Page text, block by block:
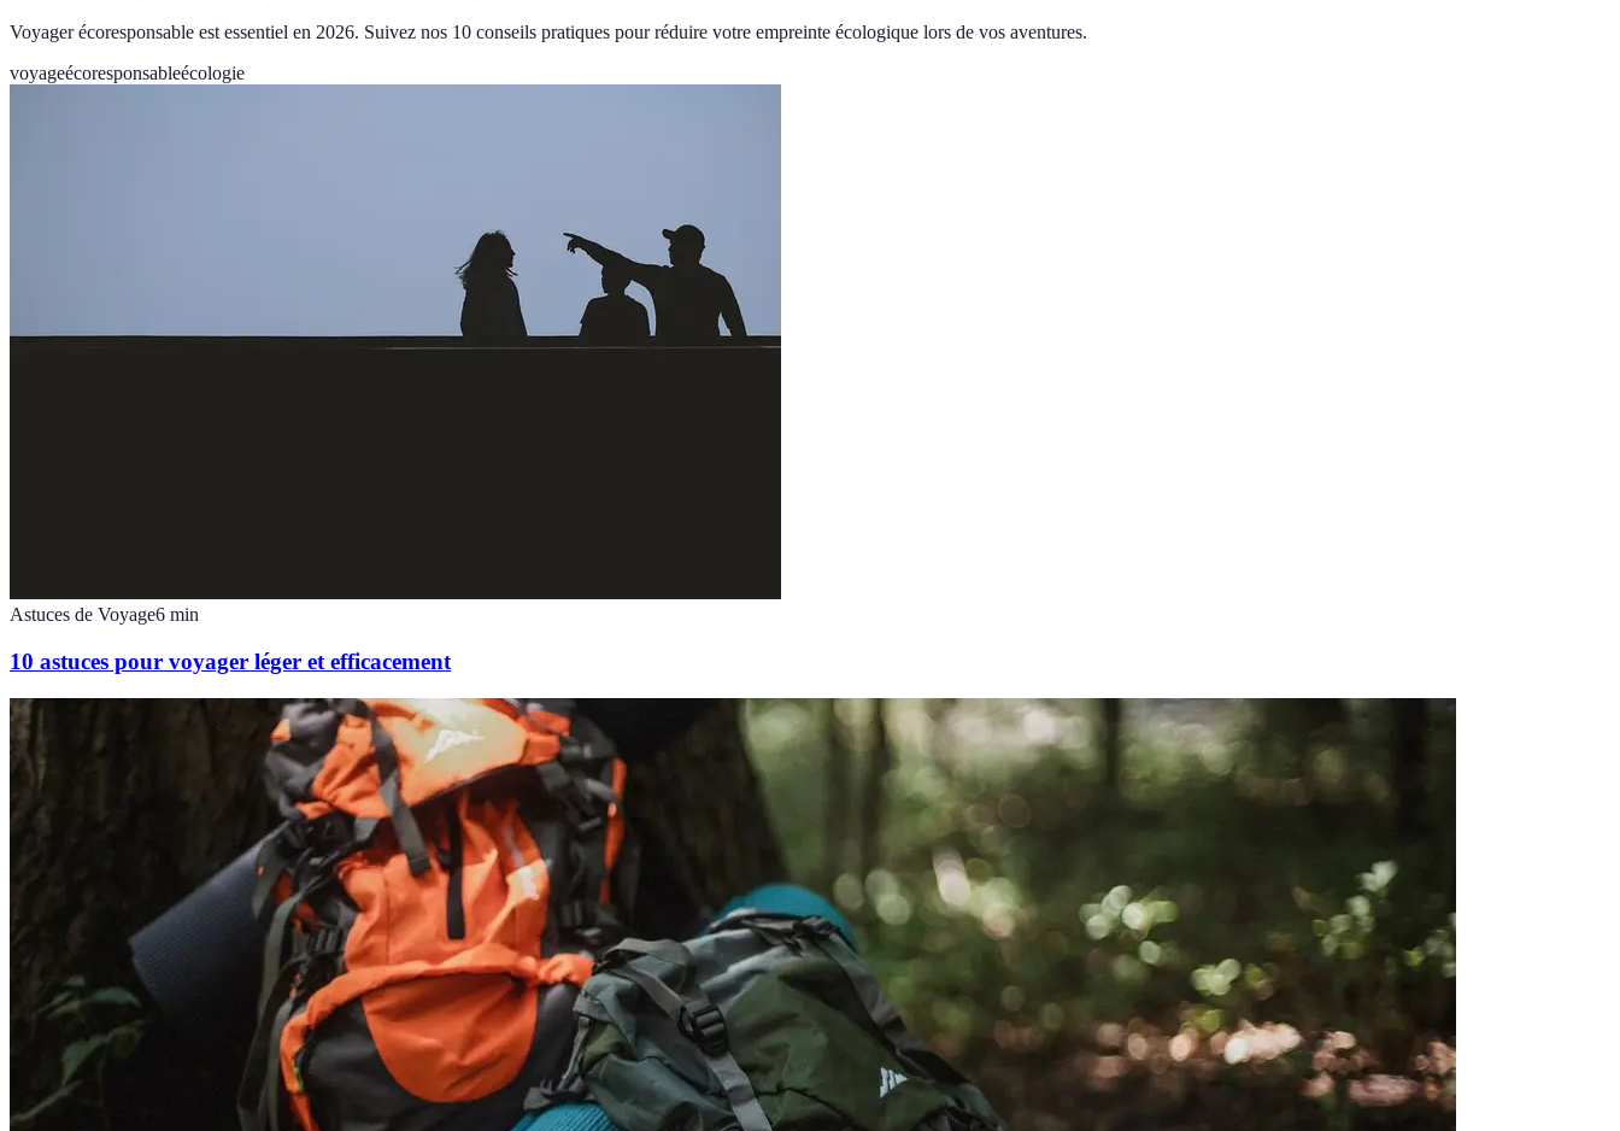
Voyager écoresponsable est essentiel en 2026. Suivez nos 10 conseils pratiques pour réduire votre empreinte écologique lors de vos aventures.
voyageécoresponsableécologie
Astuces de Voyage6 min
10 astuces pour voyager léger et efficacement